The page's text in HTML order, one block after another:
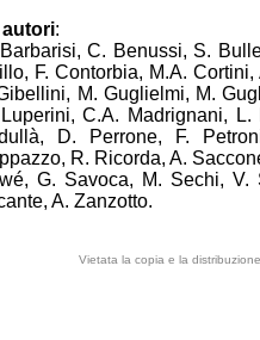
autori:
C. Benussi, S.
F. Contorbia, M.A.
M. Guglielmi, M.
C.A. Madrignani,
D. Perrone, F.
R. Ricorda, A.
G. Savoca, M. Sechi, V.
A. Zanzotto.
Vietata la copia e la